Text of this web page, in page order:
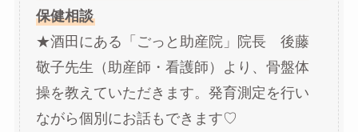
保健相談
★酒田にある「ごっと助産院」院長 後藤
敬子先生（助産師・看護師）より、骨盤体
操を教えていただきます。発育測定を行い
ながら個別にお話もできます♡